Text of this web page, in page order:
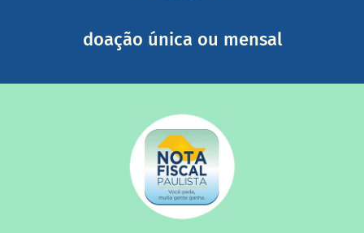
doação única ou mensal
saiba mais